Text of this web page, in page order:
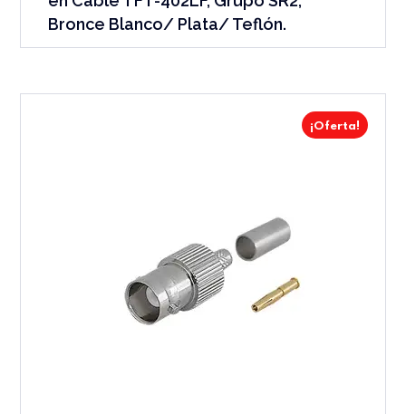
Bronce Blanco/ Plata/ Teflón.
¡Oferta!